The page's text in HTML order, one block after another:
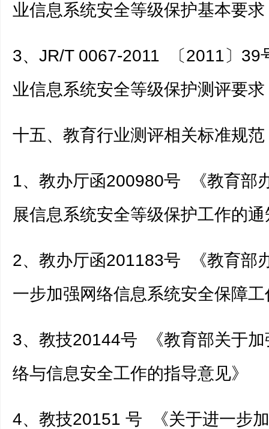
业信息系统安全等级保护基本要
3、JR/T 0067-2011 〔2011〕39
业信息系统安全等级保护测评要
十五、教育行业测评相关标准规范
1、教办厅函200980号 《教育部
展信息系统安全等级保护工作的通
2、教办厅函201183号 《教育部
一步加强网络信息系统安全保障
3、教技20144号 《教育部关于加
络与信息安全工作的指导意见》
4、教技20151 号 《关于进一步